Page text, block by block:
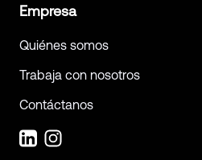
Empresa
Quiénes somos
Trabaja con nosotros
Contáctanos